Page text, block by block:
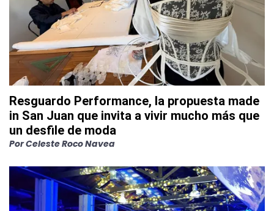
Resguardo Performance, la propuesta made
in San Juan que invita a vivir mucho más que
un desfile de moda
PorCeleste Roco Navea